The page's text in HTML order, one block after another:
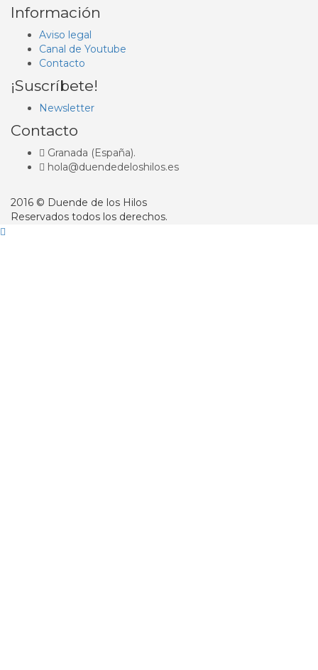
Información
Aviso legal
Canal de Youtube
Contacto
¡Suscríbete!
Newsletter
Contacto
Granada (España).
hola@duendedeloshilos.es
2016 © Duende de los Hilos
Reservados todos los derechos.